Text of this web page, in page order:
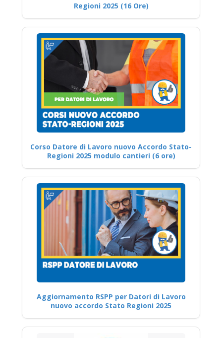
Regioni 2025 (16 Ore)
Corso Datore di Lavoro nuovo Accordo Stato-
Regioni 2025 modulo cantieri (6 ore)
Aggiornamento RSPP per Datori di Lavoro
nuovo accordo Stato Regioni 2025